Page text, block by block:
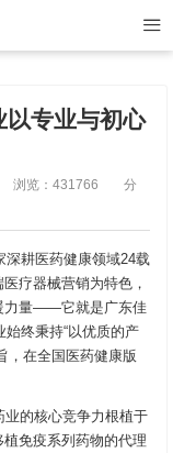
以专业与初心
浏览：431766
分
深耕医药健康领域24载
疗器械营销为特色，
力量——它就是广东佳
终秉持“以优质的产
，在全国医药健康版
的核心竞争力根植于
免疫系列药物的代理